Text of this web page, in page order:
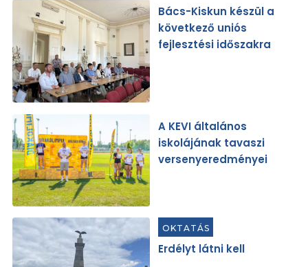
Bács-Kiskun készül a
következő uniós
fejlesztési időszakra
A KEVI általános
iskolájának tavaszi
versenyeredményei
OKTATÁS
Erdélyt látni kell